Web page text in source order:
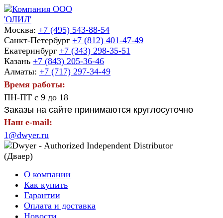
Москва: +7 (495) 543-88-54
Санкт-Петербург +7 (812) 401-47-49
Екатеринбург +7 (343) 298-35-51
Казань +7 (843) 205-36-46
Алматы: +7 (717) 297-34-49
Время работы:
ПН-ПТ с 9 до 18
Заказы на сайте принимаются круглосуточно
Наш e-mail:
1@dwyer.ru
О компании
Как купить
Гарантии
Оплата и доставка
Новости